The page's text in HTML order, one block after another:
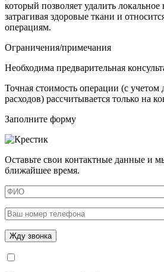
который позволяет удалить
затрагивая здоровые ткани и
операциям.
Ограничения/примечания
Необходима предварительная
Точная стоимость операции (с
расходов) рассчитывается только на
Заполните форму
Оставьте свои контактные данные и
ближайшее время.